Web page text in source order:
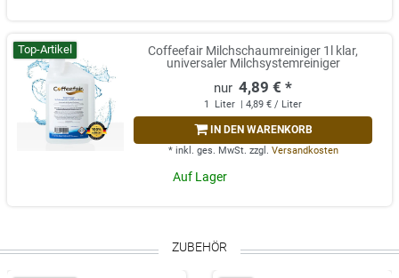
Top-Artikel
Coffeefair Milchschaumreiniger 1l klar,
universaler Milchsystemreiniger
4,89 € *
1 Liter | 4,89 € / Liter
IN DEN WARENKORB
* inkl. ges. MwSt. zzgl. Versandkosten
Auf Lager
ZUBEHÖR